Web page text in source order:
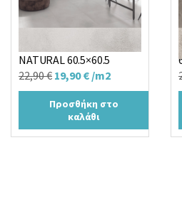
NATURAL 60.5×60.5
22,90€ Original
price
was:
19,90€Η
τρέχουσα
τιμή
/m2
Προσθήκη στο
καλάθι